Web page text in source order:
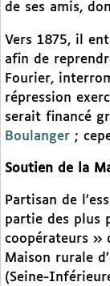
de ses amis,
Vers 1875, il
afin de
Fourier,
répression
serait financé
Boulanger ;
Soutien de la
Partisan de
partie des plus
coopérateurs »
Maison rurale
(Seine-